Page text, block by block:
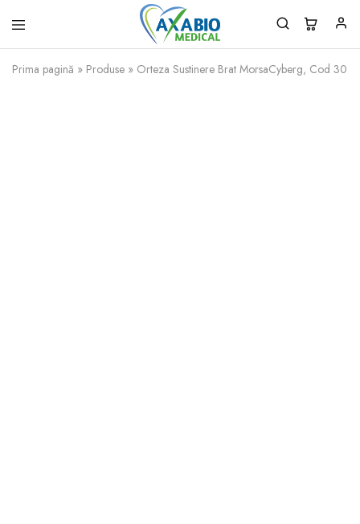
Axabio
Medical
Solutii
pentru
sanatatea
Prima pagină » Produse » Orteza Sustinere Brat MorsaCyberg, Cod